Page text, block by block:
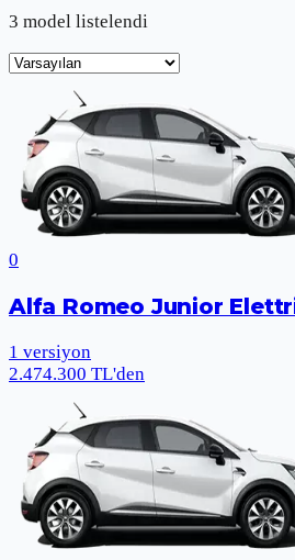
3 model listelendi
0
Alfa Romeo Junior
1 versiyon
2.474.300 TL'den